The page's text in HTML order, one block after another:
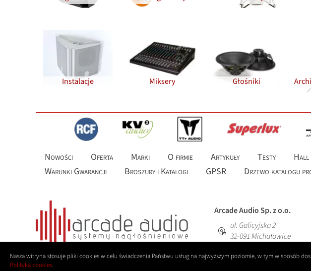
Instalacje Miksery Głośniki
Nowości Oferta Marki O firmie Artykuły Testy Hall
Warunki Gwarancji
Broszury i Katalogi GPSR Drzewo katalogu
Arcade Audio Sp. z o.o.
ul. Galicyjska 2
32-091Michałowice
Nasza witryna stosuje pliki cookies w celu świadczenia Państwu usług na najwyższym poziomie, w tym w sposób
Polityką cookies.